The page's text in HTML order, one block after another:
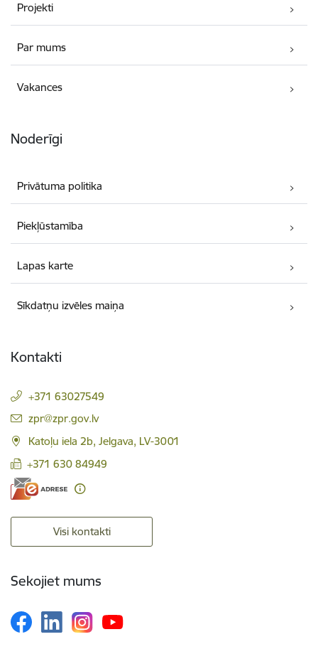
Projekti
Par mums
Vakances
Noderīgi
Privātuma politika
Piekļūstamība
Lapas karte
Sīkdatņu izvēles maiņa
Kontakti
+371 63027549
E-pasts:
zpr@zpr.gov.lv
Katoļu iela 2b, Jelgava, LV-3001
+371 630 84949
Visi kontakti
Sekojiet mums